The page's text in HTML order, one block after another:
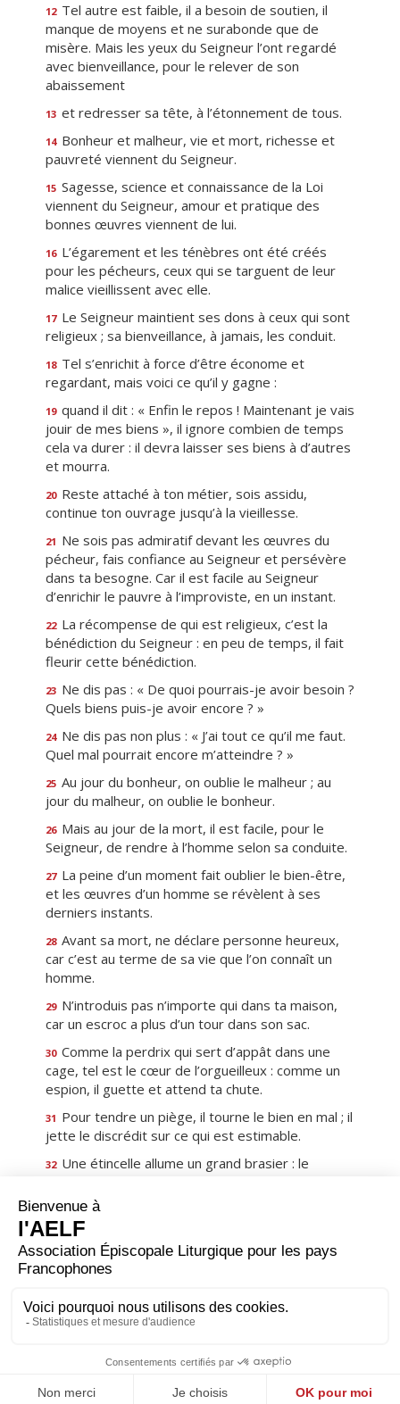
12 Tel autre est faible, il a besoin de soutien, il
manque de moyens et ne surabonde que de
misère. Mais les yeux du Seigneur l’ont regardé
avec bienveillance, pour le relever de son
abaissement
13 et redresser sa tête, à l’étonnement de tous.
14 Bonheur et malheur, vie et mort, richesse et
pauvreté viennent du Seigneur.
15 Sagesse, science et connaissance de la Loi
viennent du Seigneur, amour et pratique des
bonnes œuvres viennent de lui.
16 L’égarement et les ténèbres ont été créés
pour les pécheurs, ceux qui se targuent de leur
malice vieillissent avec elle.
17 Le Seigneur maintient ses dons à ceux qui sont
religieux ; sa bienveillance, à jamais, les conduit.
18 Tel s’enrichit à force d’être économe et
regardant, mais voici ce qu’il y gagne :
19 quand il dit : « Enfin le repos ! Maintenant je vais
jouir de mes biens », il ignore combien de temps
cela va durer : il devra laisser ses biens à d’autres
et mourra.
20 Reste attaché à ton métier, sois assidu,
continue ton ouvrage jusqu’à la vieillesse.
21 Ne sois pas admiratif devant les œuvres du
pécheur, fais confiance au Seigneur et persévère
dans ta besogne. Car il est facile au Seigneur
d’enrichir le pauvre à l’improviste, en un instant.
22 La récompense de qui est religieux, c’est la
bénédiction du Seigneur : en peu de temps, il fait
fleurir cette bénédiction.
23 Ne dis pas : « De quoi pourrais-je avoir besoin ?
Quels biens puis-je avoir encore ? »
24 Ne dis pas non plus : « J’ai tout ce qu’il me faut.
Quel mal pourrait encore m’atteindre ? »
25 Au jour du bonheur, on oublie le malheur ; au
jour du malheur, on oublie le bonheur.
26 Mais au jour de la mort, il est facile, pour le
Seigneur, de rendre à l’homme selon sa conduite.
27 La peine d’un moment fait oublier le bien-être,
et les œuvres d’un homme se révèlent à ses
derniers instants.
28 Avant sa mort, ne déclare personne heureux,
car c’est au terme de sa vie que l’on connaît un
homme.
29 N’introduis pas n’importe qui dans ta maison,
car un escroc a plus d’un tour dans son sac.
30 Comme la perdrix qui sert d’appât dans une
cage, tel est le cœur de l’orgueilleux : comme un
espion, il guette et attend ta chute.
31 Pour tendre un piège, il tourne le bien en mal ; il
jette le discrédit sur ce qui est estimable.
32 Une étincelle allume un grand brasier : le
33Prends garde au malveillant, car il prépare un
mauvais coup : il peut te discréditer à jamais.
34Si tu introduis chez toi l’étranger, il y jettera le
trouble et te rendra étranger aux gens de ta